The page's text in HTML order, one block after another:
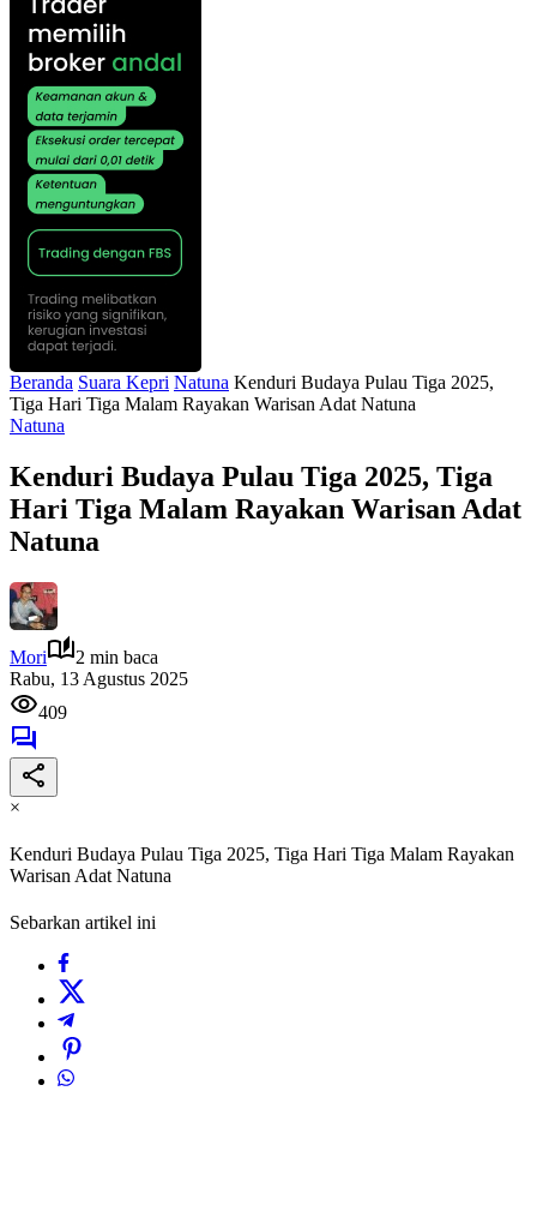
Beranda Suara Kepri Natuna Kenduri Budaya Pulau Tiga 2025,
Tiga Hari Tiga Malam Rayakan Warisan Adat Natuna
Natuna
Kenduri Budaya Pulau Tiga 2025, Tiga
Hari Tiga Malam Rayakan Warisan Adat
Natuna
Mori
2 min baca
Rabu, 13 Agustus 2025
409
×
Kenduri Budaya Pulau Tiga 2025, Tiga Hari Tiga Malam Rayakan
Warisan Adat Natuna
Sebarkan artikel ini